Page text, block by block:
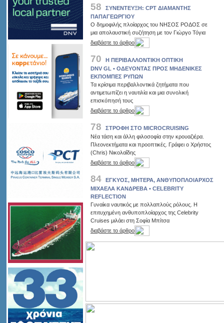
58
ΣΥΝΕΝΤΕΥΞΗ: CPT ΔΙΑΜΑΝΤΗΣ
ΠΑΠΑΓΕΩΡΓΙΟΥ
O δημοφιλής πλοίαρχος του ΝΗΣΟΣ ΡΟΔΟΣ σε
μια απολαυστική συζήτηση με τον Γιώργο Τόγια
διαβάστε το άρθρο
70
Η ΠΕΡΙΒΑΛΛΟΝΤΙΚΗ ΟΠΤΙΚΗ
DNV GL • ΟΔΕΥΟΝΤΑΣ ΠΡΟΣ ΜΗΔΕΝΙΚΕΣ
ΕΚΠΟΜΠΕΣ ΡΥΠΩΝ
Τα κρίσιμα περιβαλλοντικά ζητήματα που
αντιμετωπίζει η ναυτιλία και μια συνολική
επισκόπησή τους
διαβάστε το άρθρο
78
ΣΤΡΟΦΗ ΣΤΟ MICROCRUISING
Νέα τάση και άλλη φιλοσοφία στην κρουαζιέρα.
Πλεονεκτήματα και προοπτικές. Γράφει ο Χρήστος
(Chris) Νικολαΐδης
διαβάστε το άρθρο
84
ΕΓΚΥΟΣ, ΜΗΤΕΡΑ, ΑΝΘΥΠΟΠΛΟΙΑΡΧΟΣ
ΜΙΧΑΕΛΑ ΚΑΝΔΡΕΒΑ • CELEBRITY
REFLECTION
Γυναίκα ναυτικός με πολλαπλούς ρόλους. Η
επιτυχημένη ανθυποπλοίαρχος της Celebrity
Cruises μιλάει στη Σοφία Μπίτσα
διαβάστε το άρθρο